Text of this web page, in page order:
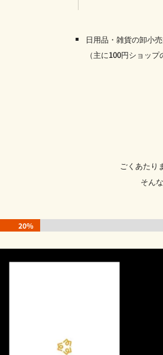
日用品・雑貨の卸小
（主に100円ショップ
ごくあたり
そん
20%
20%